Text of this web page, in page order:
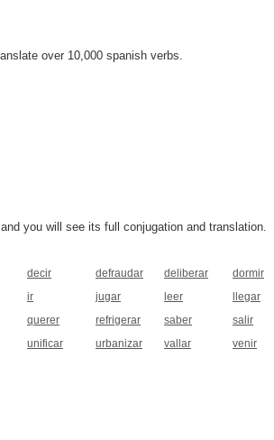
over 10,000 spanish verbs.
you will see its full conjugation and translation.
decir defraudar deliberar dormir
ir jugar leer llegar
querer refrigerar saber salir
unificar urbanizar vallar venir